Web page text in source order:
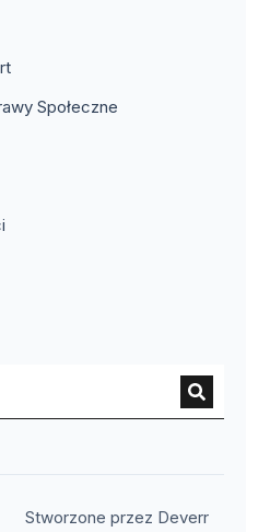
Społeczne
oknie)
się w nowym oknie)
w nowym oknie)
się w nowym
się w
Stworzone przez Deverr